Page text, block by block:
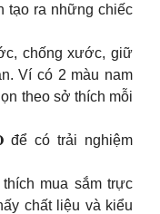
tạo ra những chiếc
chống xước, giữ
Ví có 2 màu nam
theo sở thích mỗi
có trải nghiệm
mua sắm trực
chất liệu và kiểu